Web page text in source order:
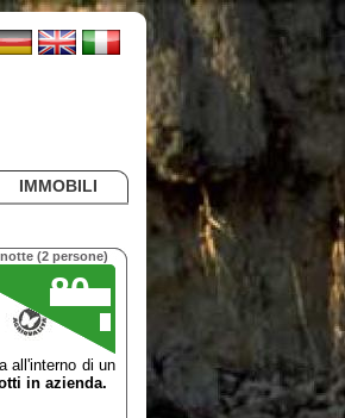
IMMOBILI
80
(2 persone)
all'interno di un
in azienda.